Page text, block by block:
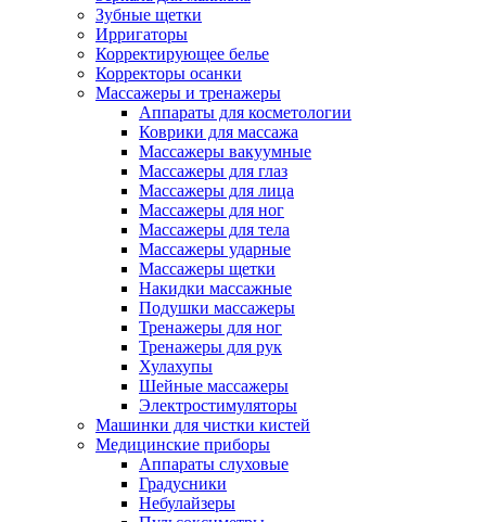
Зубные щетки
Ирригаторы
Корректирующее белье
Корректоры осанки
Массажеры и тренажеры
Аппараты для косметологии
Коврики для массажа
Массажеры вакуумные
Массажеры для глаз
Массажеры для лица
Массажеры для ног
Массажеры для тела
Массажеры ударные
Массажеры щетки
Накидки массажные
Подушки массажеры
Тренажеры для ног
Тренажеры для рук
Хулахупы
Шейные массажеры
Электростимуляторы
Машинки для чистки кистей
Медицинские приборы
Аппараты слуховые
Градусники
Небулайзеры